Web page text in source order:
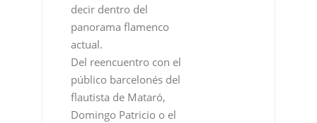
decir dentro del
panorama flamenco
actual.
Del reencuentro con el
público barcelonés del
flautista de Mataró,
Domingo Patricio o el